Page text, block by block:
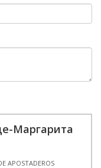
Маргарита
APOSTADEROS